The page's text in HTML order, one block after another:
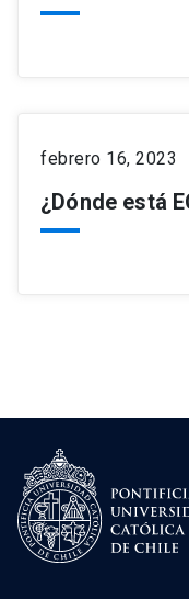
febrero 16, 2023
¿Dónde está